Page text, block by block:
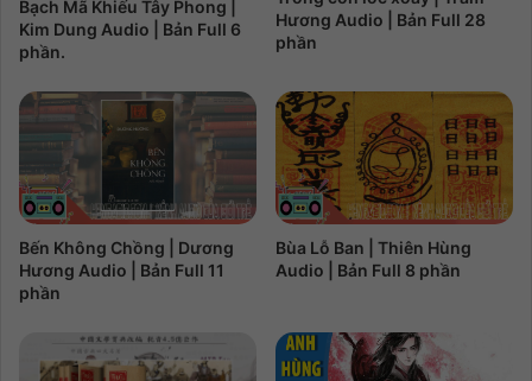
Bạch Mã Khiếu Tây Phong |
Kim Dung Audio | Bản Full 6
phần.
Hương Audio | Bản Full 28
phần
Bến Không Chồng | Dương
Hương Audio | Bản Full 11
phần
Bùa Lỗ Ban | Thiên Hùng
Audio | Bản Full 8 phần